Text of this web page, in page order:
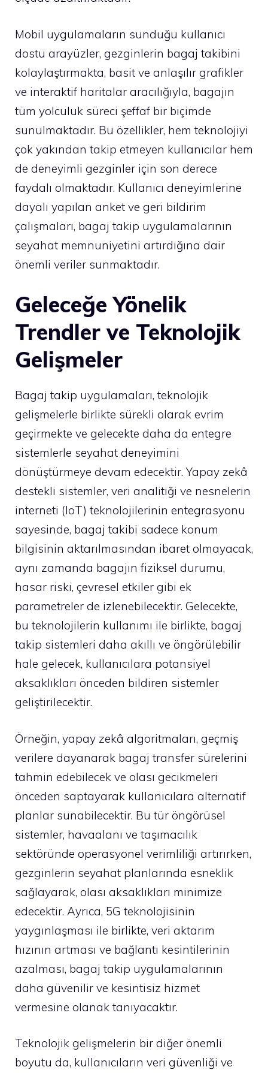
Mobil uygulamaların sunduğu kullanıcı
dostu arayüzler, gezginlerin bagaj takibini
kolaylaştırmakta, basit ve anlaşılır grafikler
ve interaktif haritalar aracılığıyla, bagajın
tüm yolculuk süreci şeffaf bir biçimde
sunulmaktadır. Bu özellikler, hem teknolojiyi
çok yakından takip etmeyen kullanıcılar hem
de deneyimli gezginler için son derece
faydalı olmaktadır. Kullanıcı deneyimlerine
dayalı yapılan anket ve geri bildirim
çalışmaları, bagaj takip uygulamalarının
seyahat memnuniyetini artırdığına dair
önemli veriler sunmaktadır.
Geleceğe Yönelik
Trendler ve Teknolojik
Gelişmeler
Bagaj takip uygulamaları, teknolojik
gelişmelerle birlikte sürekli olarak evrim
geçirmekte ve gelecekte daha da entegre
sistemlerle seyahat deneyimini
dönüştürmeye devam edecektir. Yapay zekâ
destekli sistemler, veri analitiği ve nesnelerin
interneti (IoT) teknolojilerinin entegrasyonu
sayesinde, bagaj takibi sadece konum
bilgisinin aktarılmasından ibaret olmayacak,
aynı zamanda bagajın fiziksel durumu,
hasar riski, çevresel etkiler gibi ek
parametreler de izlenebilecektir. Gelecekte,
bu teknolojilerin kullanımı ile birlikte, bagaj
takip sistemleri daha akıllı ve öngörülebilir
hale gelecek, kullanıcılara potansiyel
aksaklıkları önceden bildiren sistemler
geliştirilecektir.
Örneğin, yapay zekâ algoritmaları, geçmiş
verilere dayanarak bagaj transfer sürelerini
tahmin edebilecek ve olası gecikmeleri
önceden saptayarak kullanıcılara alternatif
planlar sunabilecektir. Bu tür öngörüsel
sistemler, havaalanı ve taşımacılık
sektöründe operasyonel verimliliği artırırken,
gezginlerin seyahat planlarında esneklik
sağlayarak, olası aksaklıkları minimize
edecektir. Ayrıca, 5G teknolojisinin
yaygınlaşması ile birlikte, veri aktarım
hızının artması ve bağlantı kesintilerinin
azalması, bagaj takip uygulamalarının
daha güvenilir ve kesintisiz hizmet
vermesine olanak tanıyacaktır.
Teknolojik gelişmelerin bir diğer önemli
boyutu da, kullanıcıların veri güvenliği ve